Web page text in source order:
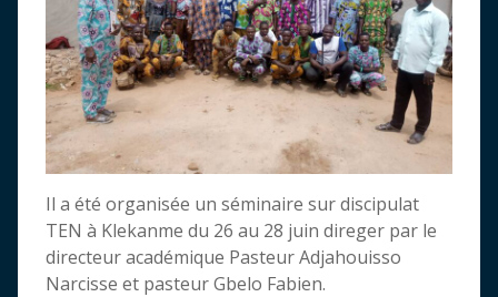
Il a été organisée un séminaire sur discipulat
TEN à Klekanme du 26 au 28 juin direger par le
directeur académique Pasteur Adjahouisso
Narcisse et pasteur Gbelo Fabien.